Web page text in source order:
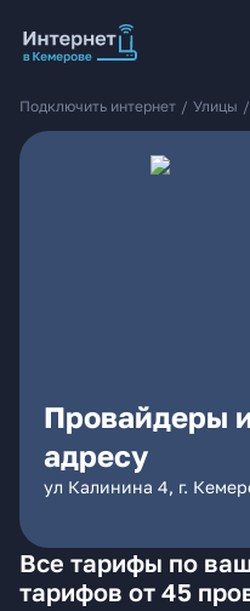
Подключить интернет / Улицы /
Провайдеры
адресу
ул Калинина 4, г.
Все тарифы по
тарифов от 45